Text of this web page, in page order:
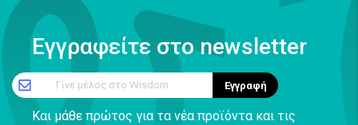
Εγγραφείτε στο newsletter
Γίνε μέλος στο Wisdom Εγγραφή
Και μάθε πρώτος για τα νέα προϊόντα και τις